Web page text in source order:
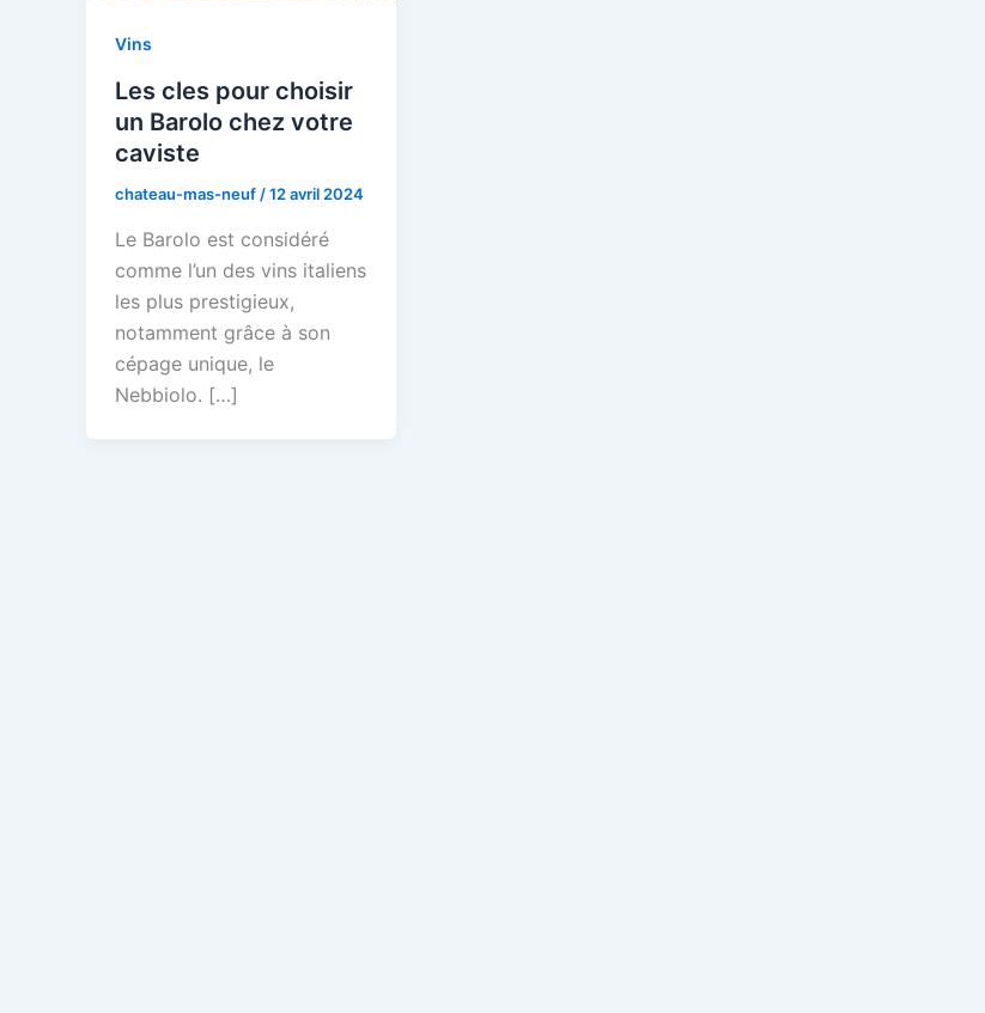
Vins
Les cles pour choisir
un Barolo chez votre
caviste
chateau-mas-neuf /12 avril 2024
Le Barolo est considéré
comme l’un des vins italiens
les plus prestigieux,
notamment grâce à son
cépage unique, le
Nebbiolo. […]